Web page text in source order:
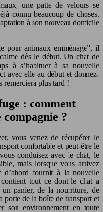
une patte de velours se
connu beaucoup de choses.
à son nouveau domicile
pour animaux emménage”, il
dès le début. Un chat de
à s’habituer à sa nouvelle
avec elle au début et donnez-
remerciera plus tard !
: comment
?
vous venez de récupérer le
confortable et peut-être le
conduisez avec le chat, le
mais lorsque vous arrivez
d’abord fournir à la nouvelle
tout ce dont le chat a
panier, de la nourriture, de
porte de la boîte de transport et
son environnement en toute